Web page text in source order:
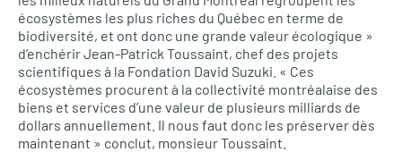
écosystèmes les plus riches du Québec en terme de
biodiversité, et ont donc une grande valeur écologique »
d’enchérir Jean-Patrick Toussaint, chef des projets
scientifiques à la Fondation David Suzuki. « Ces
écosystèmes procurent à la collectivité montréalaise des
biens et services d’une valeur de plusieurs milliards de
dollars annuellement. Il nous faut donc les préserver dès
maintenant » conclut, monsieur Toussaint.